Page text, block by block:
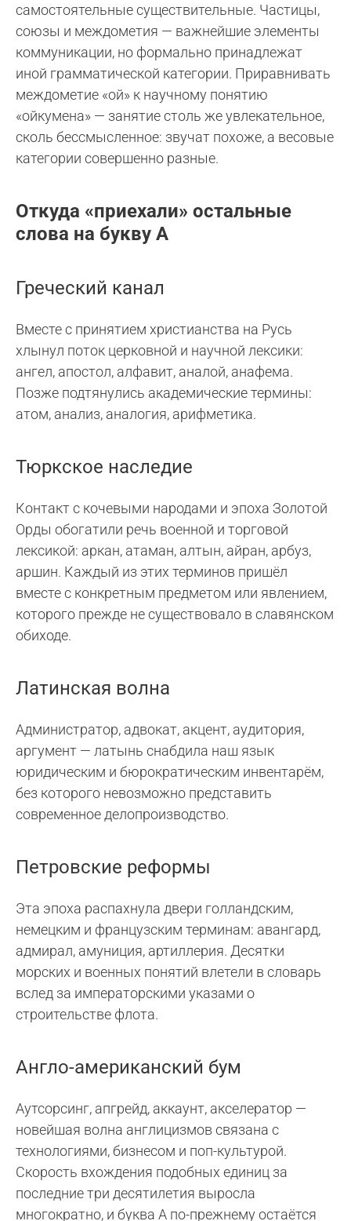
самостоятельные существительные. Частицы,
союзы и междометия — важнейшие элементы
коммуникации, но формально принадлежат
иной грамматической категории. Приравнивать
междометие «ой» к научному понятию
«ойкумена» — занятие столь же увлекательное,
сколь бессмысленное: звучат похоже, а весовые
категории совершенно разные.
Откуда «приехали» остальные
слова на букву А
Греческий канал
Вместе с принятием христианства на Русь
хлынул поток церковной и научной лексики:
ангел, апостол, алфавит, аналой, анафема.
Позже подтянулись академические термины:
атом, анализ, аналогия, арифметика.
Тюркское наследие
Контакт с кочевыми народами и эпоха Золотой
Орды обогатили речь военной и торговой
лексикой: аркан, атаман, алтын, айран, арбуз,
аршин. Каждый из этих терминов пришёл
вместе с конкретным предметом или явлением,
которого прежде не существовало в славянском
обиходе.
Латинская волна
Администратор, адвокат, акцент, аудитория,
аргумент — латынь снабдила наш язык
юридическим и бюрократическим инвентарём,
без которого невозможно представить
современное делопроизводство.
Петровские реформы
Эта эпоха распахнула двери голландским,
немецким и французским терминам: авангард,
адмирал, амуниция, артиллерия. Десятки
морских и военных понятий влетели в словарь
вслед за императорскими указами о
строительстве флота.
Англо-американский бум
Аутсорсинг, апгрейд, аккаунт, акселератор —
новейшая волна англицизмов связана с
технологиями, бизнесом и поп-культурой.
Скорость вхождения подобных единиц за
последние три десятилетия выросла
многократно, и буква А по-прежнему остаётся